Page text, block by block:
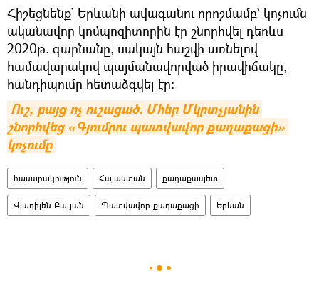
Հիշեցնենք` Երևանի ավագանու որոշմամբ` կոչումն
ականավոր կոմպոզիտորին էր շնորհվել դեռևս
2020թ. գարնանը, սակայն հաշվի առնելով
համավարակով պայմանավորված իրավիճակը,
հանդիպումը հետաձգվել էր:
Ուշ, բայց ոչ ուշացած. Մհեր Մկրտչյանին
շնորհվեց «Գյումրու պատվավոր քաղաքացի»
կոչումը
հասարակություն Հայաստան քաղաքապետ
Վլադիլեն Բալյան Պատվավոր քաղաքացի Երևան